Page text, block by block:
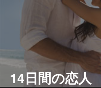
14日間の恋人